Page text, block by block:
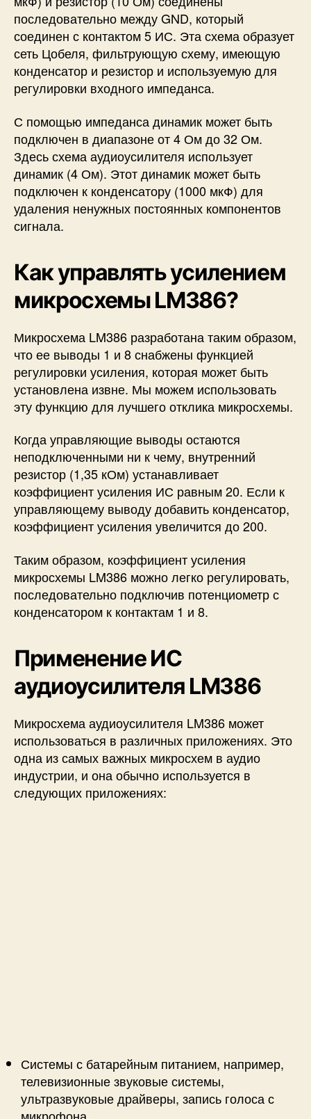
последовательно между GND, который
соединен с контактом 5 ИС. Эта схема образует
сеть Цобеля, фильтрующую схему, имеющую
конденсатор и резистор и используемую для
регулировки входного импеданса.
С помощью импеданса динамик может быть
подключен в диапазоне от 4 Ом до 32 Ом.
Здесь схема аудиоусилителя использует
динамик (4 Ом). Этот динамик может быть
подключен к конденсатору (1000 мкФ) для
удаления ненужных постоянных компонентов
сигнала.
Как управлять усилением
микросхемы LM386?
Микросхема LM386 разработана таким образом,
что ее выводы 1 и 8 снабжены функцией
регулировки усиления, которая может быть
установлена ​​извне. Мы можем использовать
эту функцию для лучшего отклика микросхемы.
Когда управляющие выводы остаются
неподключенными ни к чему, внутренний
резистор (1,35 кОм) устанавливает
коэффициент усиления ИС равным 20. Если к
управляющему выводу добавить конденсатор,
коэффициент усиления увеличится до 200.
Таким образом, коэффициент усиления
микросхемы LM386 можно легко регулировать,
последовательно подключив потенциометр с
конденсатором к контактам 1 и 8.
Применение ИС
аудиоусилителя LM386
Микросхема аудиоусилителя LM386 может
использоваться в различных приложениях. Это
одна из самых важных микросхем в аудио
индустрии, и она обычно используется в
следующих приложениях:
Системы с батарейным питанием, например,
телевизионные звуковые системы,
ультразвуковые драйверы, запись голоса с